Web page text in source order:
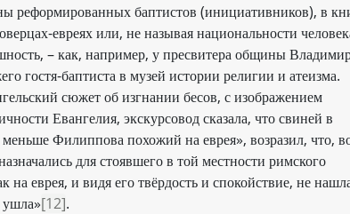
реформированных баптистов (инициативников), в
евреях или, не называя национальности
– как, например, у пресвитера общины
баптиста в музей истории религии и атеизма.
сюжет об изгнании бесов, с изображением
Евангелия, экскурсовод сказала, что свиней в
Филиппова похожий на еврея», возразил, что,
для стоявшего в той местности римского
на еврея, и видя его твёрдость и спокойствие, не
[12].